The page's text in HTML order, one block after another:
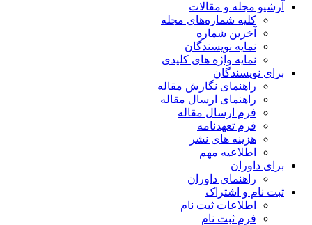
آرشیو مجله و مقالات
کلیه شماره‌های مجله
آخرین شماره
نمایه نویسندگان
نمایه واژه های کلیدی
برای نویسندگان
راهنمای نگارش مقاله
راهنمای ارسال مقاله
فرم ارسال مقاله
فرم تعهدنامه
هزینه های نشر
اطلاعیه مهم
برای داوران
راهنمای داوران
ثبت نام و اشتراک
اطلاعات ثبت نام
فرم ثبت نام